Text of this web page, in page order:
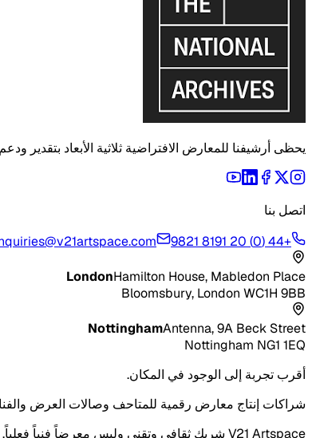
يحظى أرشيفنا للمعارض الافتراضية ثلاثية الأبعاد بتقدير ودعم The National Archives.
اتصل بنا
+44 (0) 20 8191 9821
LondonHamilton House, Mabledon Place
Bloomsbury, London WC1H 9BB
NottinghamAntenna, 9A Beck Street
Nottingham NG1 1EQ
أقرب تجربة إلى الوجود في المكان.
شراكات إنتاج معارض رقمية للمتاحف وصالات العرض
V21 Artspace شريك ثقافي وتقني وليس معرضاً فنياً فعلياً. يشمل عملنا التوائم الرقمية والصالات الافتراضية والمتاحف الرقمية والتصوير المساحي والأرشيفات والطباعة ثلاثية الأبعاد والتخطيط المكاني.